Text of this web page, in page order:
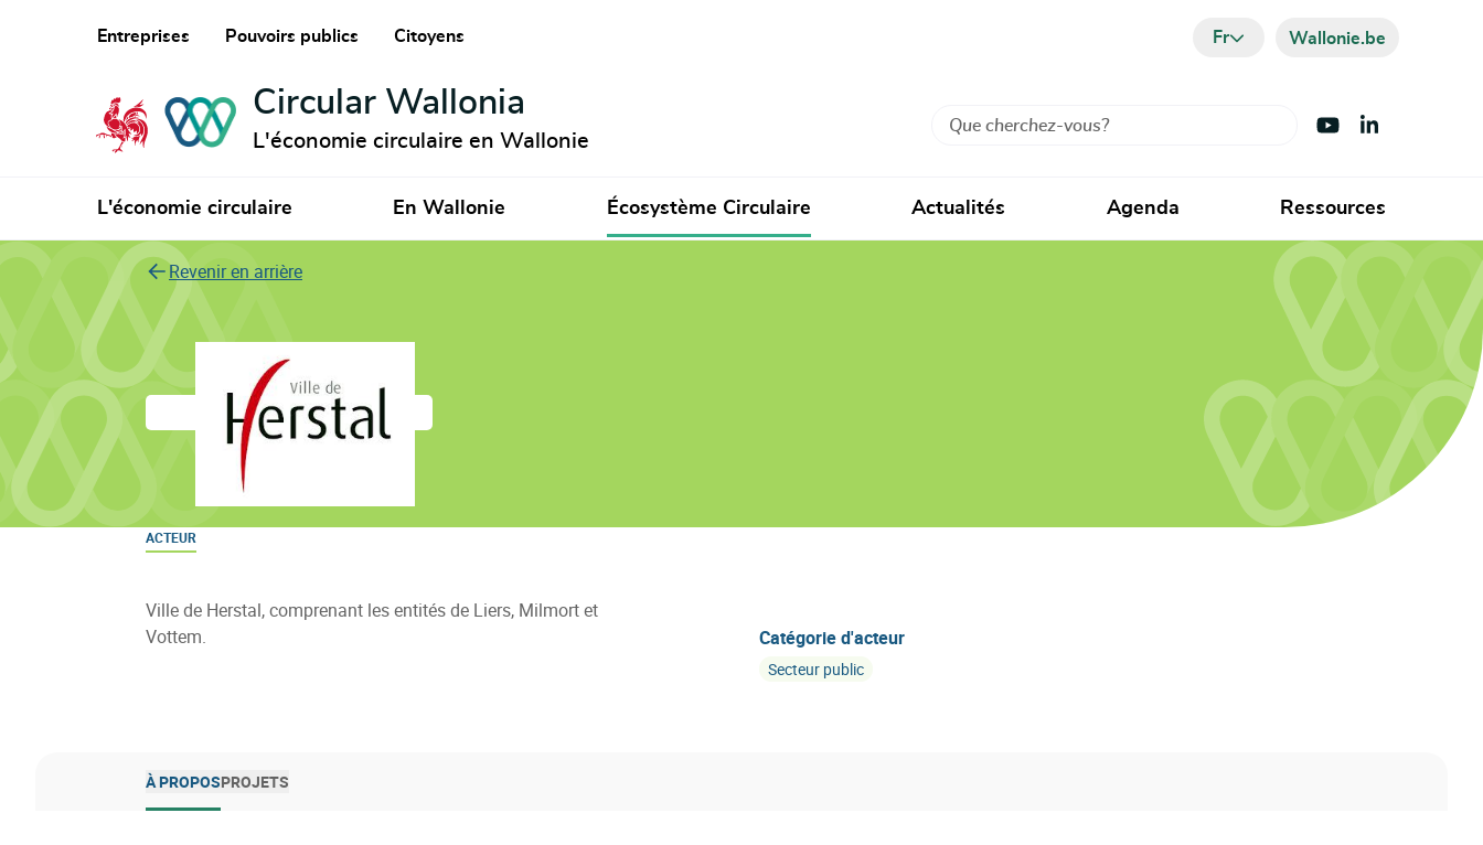
Entreprises Pouvoirs publics Citoyens Fr Wallonie.be
Circular Wallonia
L'économie circulaire en Wallonie
Rechercher Visiter Youtube
Visiter LinkedIn
L'économie circulaire En Wallonie Écosystème Circulaire Actualités Agenda Ressources
Revenir en arrière
Ville de Herstal
ACTEUR
Ville de Herstal, comprenant les entités de Liers, Milmort et
Vottem.
Catégorie d'acteur
Secteur public
À PROPOSPROJETS